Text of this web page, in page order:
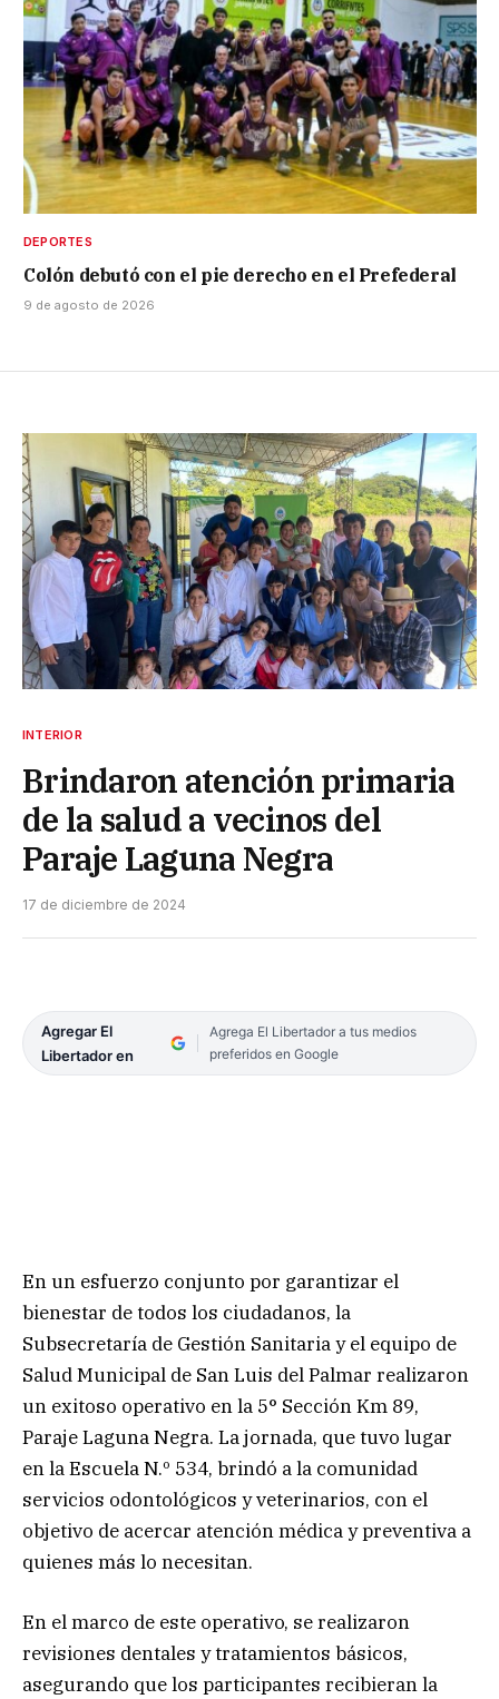
DEPORTES
Colón debutó con el pie derecho en el Prefederal
9 de agosto de 2026
INTERIOR
Brindaron atención primaria
de la salud a vecinos del
Paraje Laguna Negra
17 de diciembre de 2024
Agregar El
Libertador en
Agrega El Libertador a tus medios
preferidos en Google
En un esfuerzo conjunto por garantizar el
bienestar de todos los ciudadanos, la
Subsecretaría de Gestión Sanitaria y el equipo de
Salud Municipal de San Luis del Palmar realizaron
un exitoso operativo en la 5° Sección Km 89,
Paraje Laguna Negra. La jornada, que tuvo lugar
en la Escuela N.º 534, brindó a la comunidad
servicios odontológicos y veterinarios, con el
objetivo de acercar atención médica y preventiva a
quienes más lo necesitan.
En el marco de este operativo, se realizaron
revisiones dentales y tratamientos básicos,
asegurando que los participantes recibieran la